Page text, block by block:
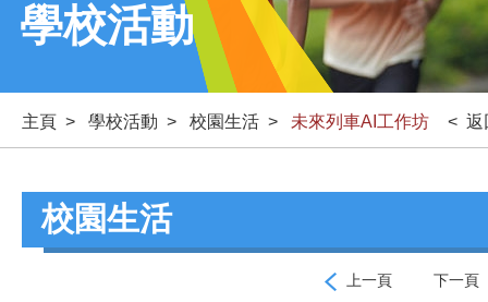
學校活動
主頁 > 學校活動 > 校園生活 > 未來列車AI工作坊 < 返
校園生活
上一頁 下一頁